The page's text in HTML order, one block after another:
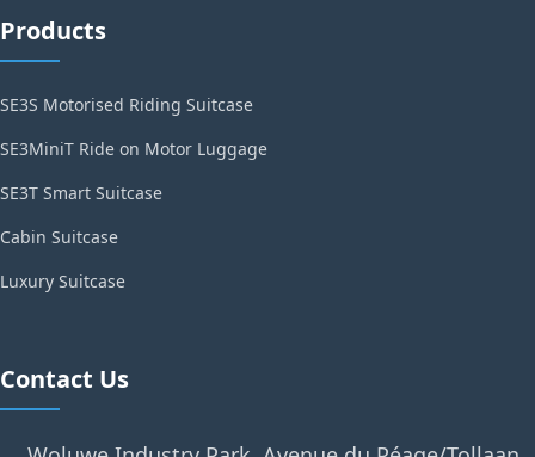
Products
SE3S Motorised Riding Suitcase
SE3MiniT Ride on Motor Luggage
SE3T Smart Suitcase
Cabin Suitcase
Luxury Suitcase
Contact Us